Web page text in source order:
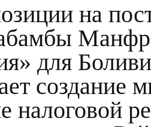
на
для
создание
налоговой